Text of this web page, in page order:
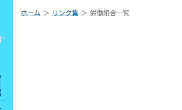
ホーム リンク集 労働組合一覧